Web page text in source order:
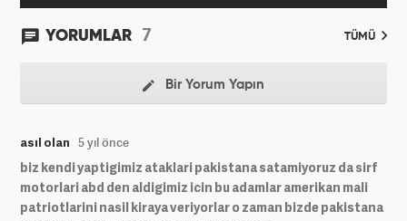
YORUMLAR 7 TÜMÜ
Bir Yorum Yapın
asıl olan 5 yıl önce
biz kendi yaptigimiz ataklari pakistana satamiyoruz da sirf
motorlari abd den aldigimiz icin bu adamlar amerikan mali
patriotlarini nasil kiraya veriyorlar o zaman bizde pakistana